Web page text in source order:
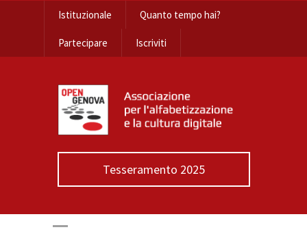
Istituzionale Quanto tempo hai?
Partecipare Iscriviti
Tesseramento 2025